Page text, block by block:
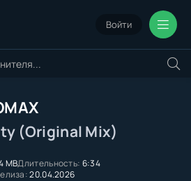
Войти
(Original Mix)
MBДлительность: 6:34
20.04.2026